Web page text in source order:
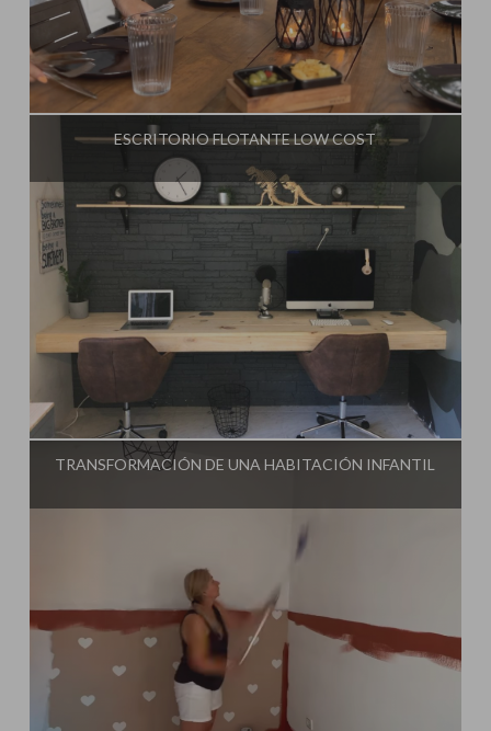
Influencer:Steffido
ESCRITORIO FLOTANTE LOW COST
Influencer: Steffido
TRANSFORMACIÓN DE UNA HABITACIÓN INFANTIL